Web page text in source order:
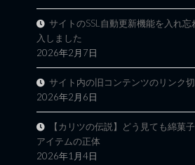
サイトのSSL自動更新機能を入れ忘
入しました
2026年2月7日
サイト内の旧コンテンツのリンク
2026年2月6日
【カリツの伝説】どう見ても綿菓
アイテムの正体
2026年1月4日